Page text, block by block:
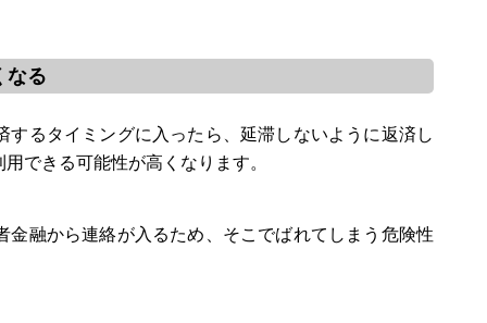
なる
るタイミングに入ったら、延滞しないように返済し
できる可能性が高くなります。
融から連絡が入るため、そこでばれてしまう危険性